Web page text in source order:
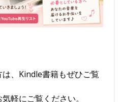
、Kindle書籍もぜひご覧
軽にご覧ください。